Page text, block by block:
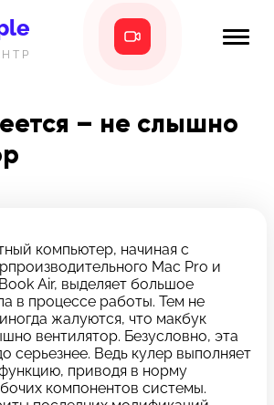
Новости
i-info
75
18
– не слышно
компьютер, начиная с
Mac Pro и
Air, выделяет большое
в процессе работы. Тем не
жалуются, что макбук
вентилятор. Безусловно, эта
серьезнее. Ведь кулер выполняет
приводя в норму
компонентов системы.